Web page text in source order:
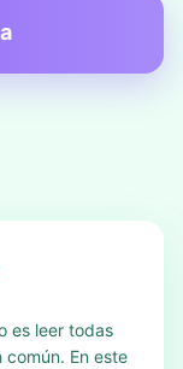
es leer todas
En este